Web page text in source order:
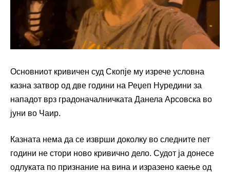
Основниот кривичен суд Скопје му изрече условна
казна затвор од две години на Реџеп Нуредини за
нападот врз градоначалничката Данела Арсовска во
јуни во Чаир.
Казната нема да се изврши доколку во следните пет
години не стори ново кривично дело. Судот ја донесе
одлуката по признание на вина и изразено каење од